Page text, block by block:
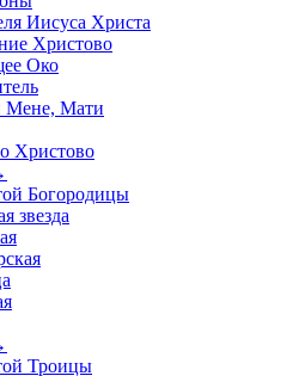
Иисуса Христа
Христово
Око
Мене, Мати
Христово
Богородицы
звезда
Троицы